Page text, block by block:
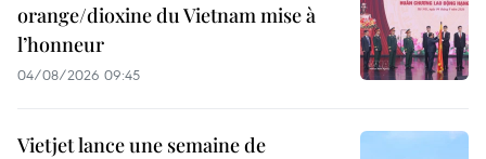
orange/dioxine du Vietnam mise à
l’honneur
04/08/2026 09:45
Vietjet lance une semaine de